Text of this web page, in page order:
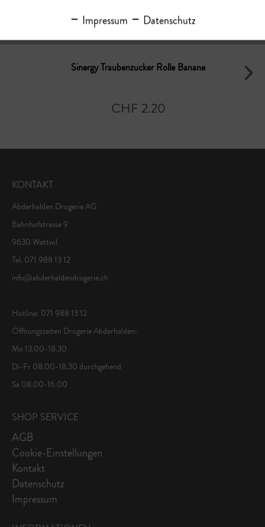
Sinergy Traubenzucker Rolle Banane
CHF 2.20
KONTAKT
Abderhalden Drogerie AG
Bahnhofstrasse 9
9630 Wattwil
Tel. 071 988 13 12
info@abderhaldendrogerie.ch
Hotline: 071 988 13 12
Öffnungszeiten Drogerie Abderhalden:
Mo 13.00-18.30
Di-Fr 08.00-18.30 durchgehend
Sa 08.00-16.00
SHOP SERVICE
AGB
Cookie-Einstellungen
Kontakt
Datenschutz
Impressum
Impressum Datenschutz